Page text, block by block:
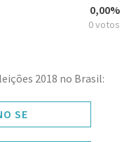
0,00%
0 votos
2018 no Brasil:
SE